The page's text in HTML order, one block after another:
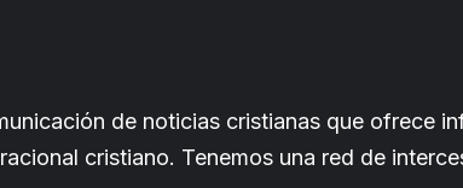
de noticias cristianas que ofrece
cristiano. Tenemos una red de